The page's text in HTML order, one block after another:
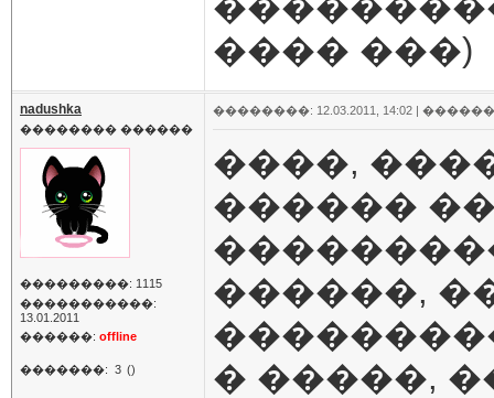
���� ���)
nadushka
�������� ������
���������: 1115
�����������:
13.01.2011
������: offline
�������: 3 ()
��������: 12.03.2011, 14:02 |
����,
������
������,
� �����,